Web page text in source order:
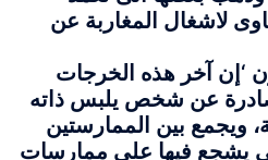
لاشغال المغاربة عن
‘إن آخر هذه الخرجات
عن شخص يلبس ذاته
ويجمع بين الممارستين
يشجع فيها على ممارسات